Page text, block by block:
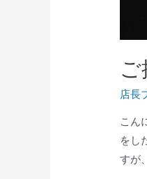
ご
店長
こん
をし
すが